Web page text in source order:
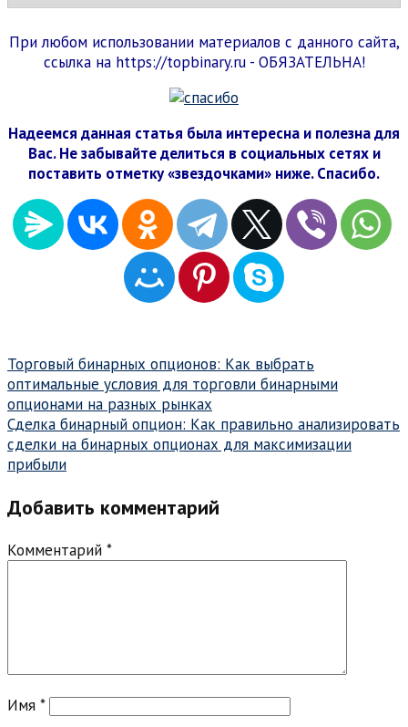
При любом использовании материалов с данного сайта,
ссылка на https://topbinary.ru - ОБЯЗАТЕЛЬНА!
Надеемся данная статья была интересна и полезна для
Вас. Не забывайте делиться в социальных сетях и
поставить отметку «звездочками» ниже. Спасибо.
Навигация
по
записям
Торговый бинарных опционов: Как выбрать
оптимальные условия для торговли бинарными
опционами на разных рынках
Сделка бинарный опцион: Как правильно анализировать
сделки на бинарных опционах для максимизации
прибыли
Добавить комментарий
Комментарий *
Имя *